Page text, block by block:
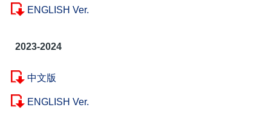
ENGLISH Ver.
2023-2024
中文版
ENGLISH Ver.